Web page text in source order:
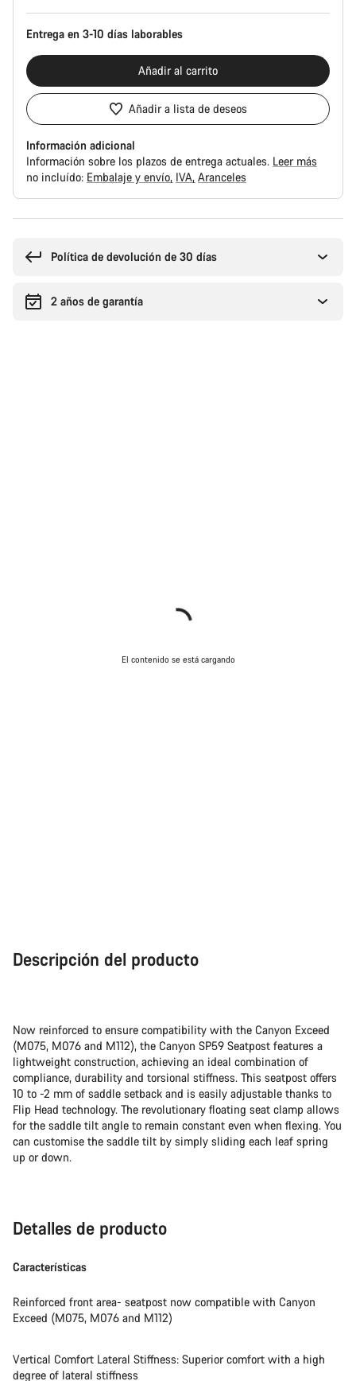
Entrega en 3-10 días laborables
Añadir al carrito
Añadir a lista de deseos
Información adicional
Información sobre los plazos de entrega actuales. Leer más
no incluído: Embalaje y envío IVA Aranceles
compra
Política de devolución de 30 días
2 años de garantía
El contenido se está cargando
Descripción del producto
Now reinforced to ensure compatibility with the Canyon Exceed
(M075, M076 and M112), the Canyon SP59 Seatpost features a
lightweight construction, achieving an ideal combination of
compliance, durability and torsional stiffness. This seatpost offers
10 to -2 mm of saddle setback and is easily adjustable thanks to
Flip Head technology. The revolutionary floating seat clamp allows
for the saddle tilt angle to remain constant even when flexing. You
can customise the saddle tilt by simply sliding each leaf spring
up or down.
Detalles de producto
Características
Reinforced front area- seatpost now compatible with Canyon
Exceed (M075, M076 and M112)
Vertical Comfort Lateral Stiffness: Superior comfort with a high
degree of lateral stiffness